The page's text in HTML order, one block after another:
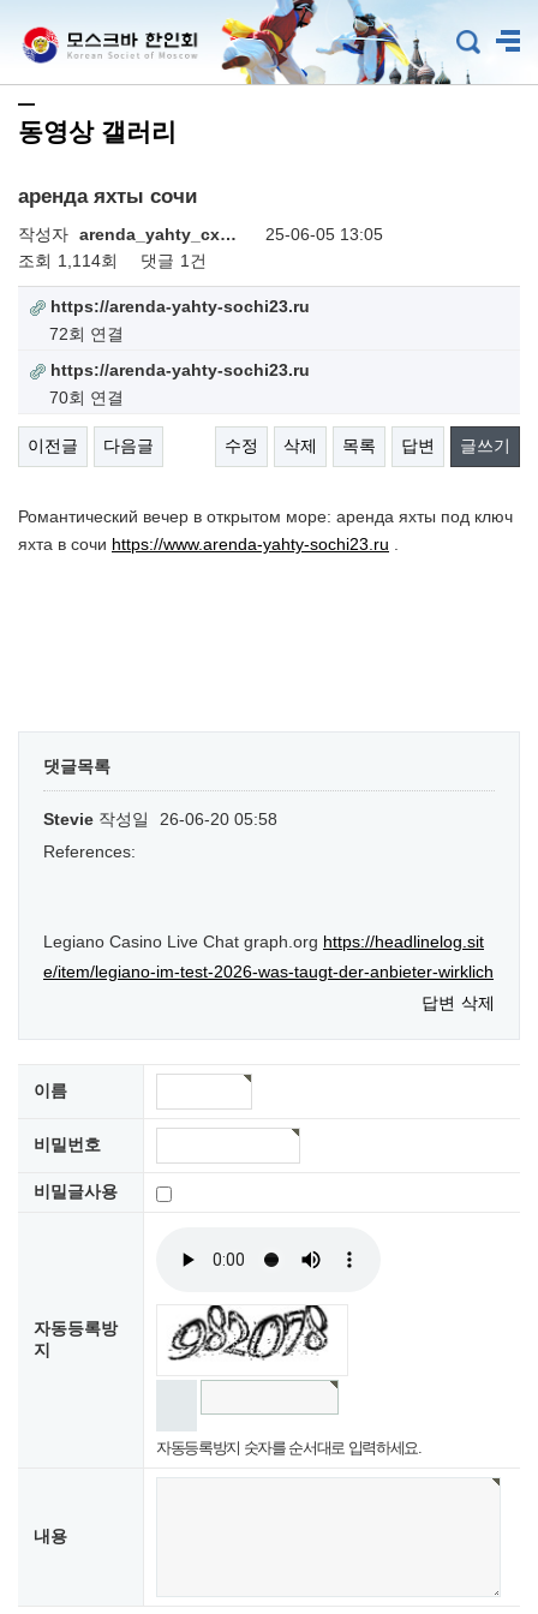
동영상 갤러리
аренда яхты сочи
작성자 arenda_yahty_cx…
25-06-05 13:05
조회 1,114회 댓글 1건
https://arenda-yahty-sochi23.ru
72회 연결
https://arenda-yahty-sochi23.ru
70회 연결
이전글 다음글 수정 삭제 목록 답변 글쓰기
Романтический вечер в открытом море: аренда яхты под ключ
яхта в сочи https://www.arenda-yahty-sochi23.ru
댓글목록
Stevie 작성일
26-06-20 05:58
References:
Legiano Casino Live Chat graph.org https://headlinelog.sit
e/item/legiano-im-test-2026-was-taugt-der-anbieter-wirklich
답변 삭제
이름
비밀번호
비밀글사용
자동등록방
지
자동등록방지 숫자를 순서대로 입력하세요.
내용